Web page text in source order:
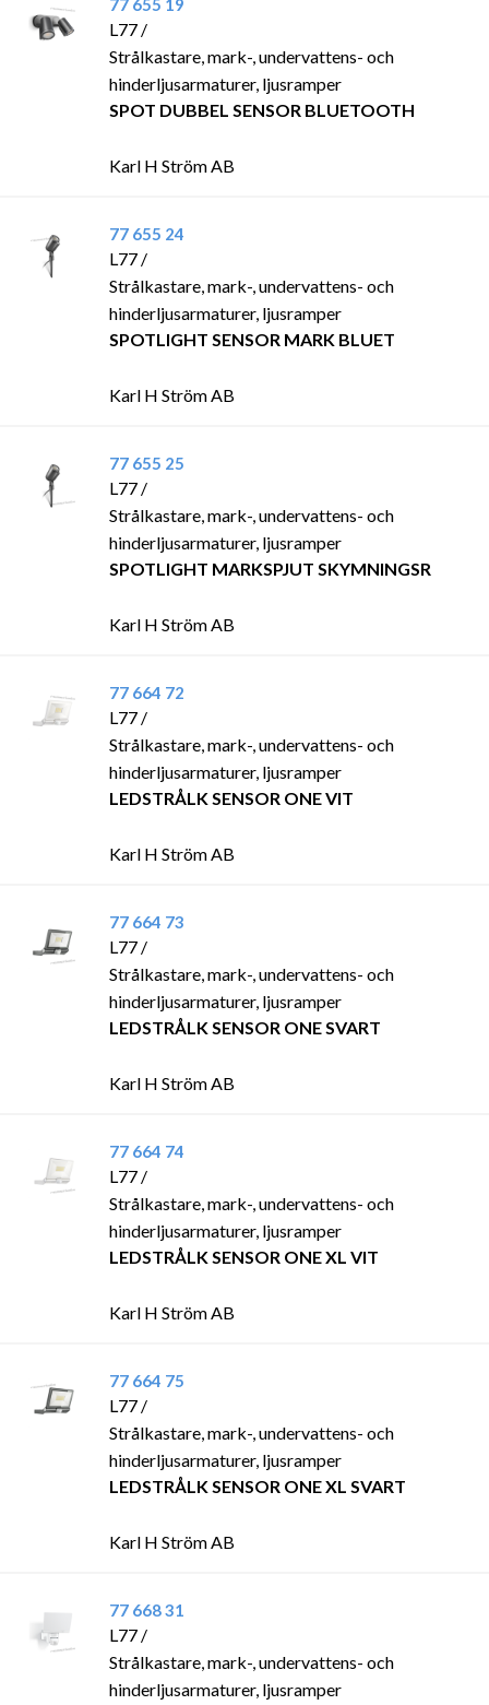
77 655 19
L77 /
Strålkastare, mark-, undervattens- och
hinderljusarmaturer, ljusramper
SPOT DUBBEL SENSOR BLUETOOTH
Karl H Ström AB
77 655 24
L77 /
Strålkastare, mark-, undervattens- och
hinderljusarmaturer, ljusramper
SPOTLIGHT SENSOR MARK BLUET
Karl H Ström AB
77 655 25
L77 /
Strålkastare, mark-, undervattens- och
hinderljusarmaturer, ljusramper
SPOTLIGHT MARKSPJUT SKYMNINGSR
Karl H Ström AB
77 664 72
L77 /
Strålkastare, mark-, undervattens- och
hinderljusarmaturer, ljusramper
LEDSTRÅLK SENSOR ONE VIT
Karl H Ström AB
77 664 73
L77 /
Strålkastare, mark-, undervattens- och
hinderljusarmaturer, ljusramper
LEDSTRÅLK SENSOR ONE SVART
Karl H Ström AB
77 664 74
L77 /
Strålkastare, mark-, undervattens- och
hinderljusarmaturer, ljusramper
LEDSTRÅLK SENSOR ONE XL VIT
Karl H Ström AB
77 664 75
L77 /
Strålkastare, mark-, undervattens- och
hinderljusarmaturer, ljusramper
LEDSTRÅLK SENSOR ONE XL SVART
Karl H Ström AB
77 668 31
L77 /
Strålkastare, mark-, undervattens- och
hinderljusarmaturer, ljusramper